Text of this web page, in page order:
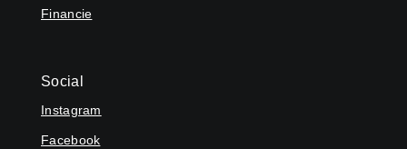
Financie
Social
Instagram
Facebook